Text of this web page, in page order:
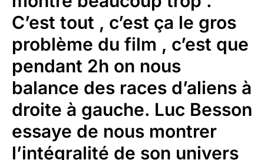
C’est tout , c’est ça le gros
problème du film , c’est que
pendant 2h on nous
balance des races d’aliens à
droite à gauche. Luc Besson
essaye de nous montrer
l’intégralité de son univers